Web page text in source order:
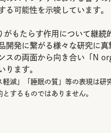
る可能性を示唆しています。
がもたらす作用について継
開発に繋がる様々な研究に
スの両面から向き合い「N
ります。
減」「睡眠の質」等の表現は研
するものではありません。